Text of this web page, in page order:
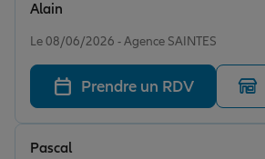
Le 08/06/2026 - Agence SAINTES
Alain
Prendre un RDV
Pascal